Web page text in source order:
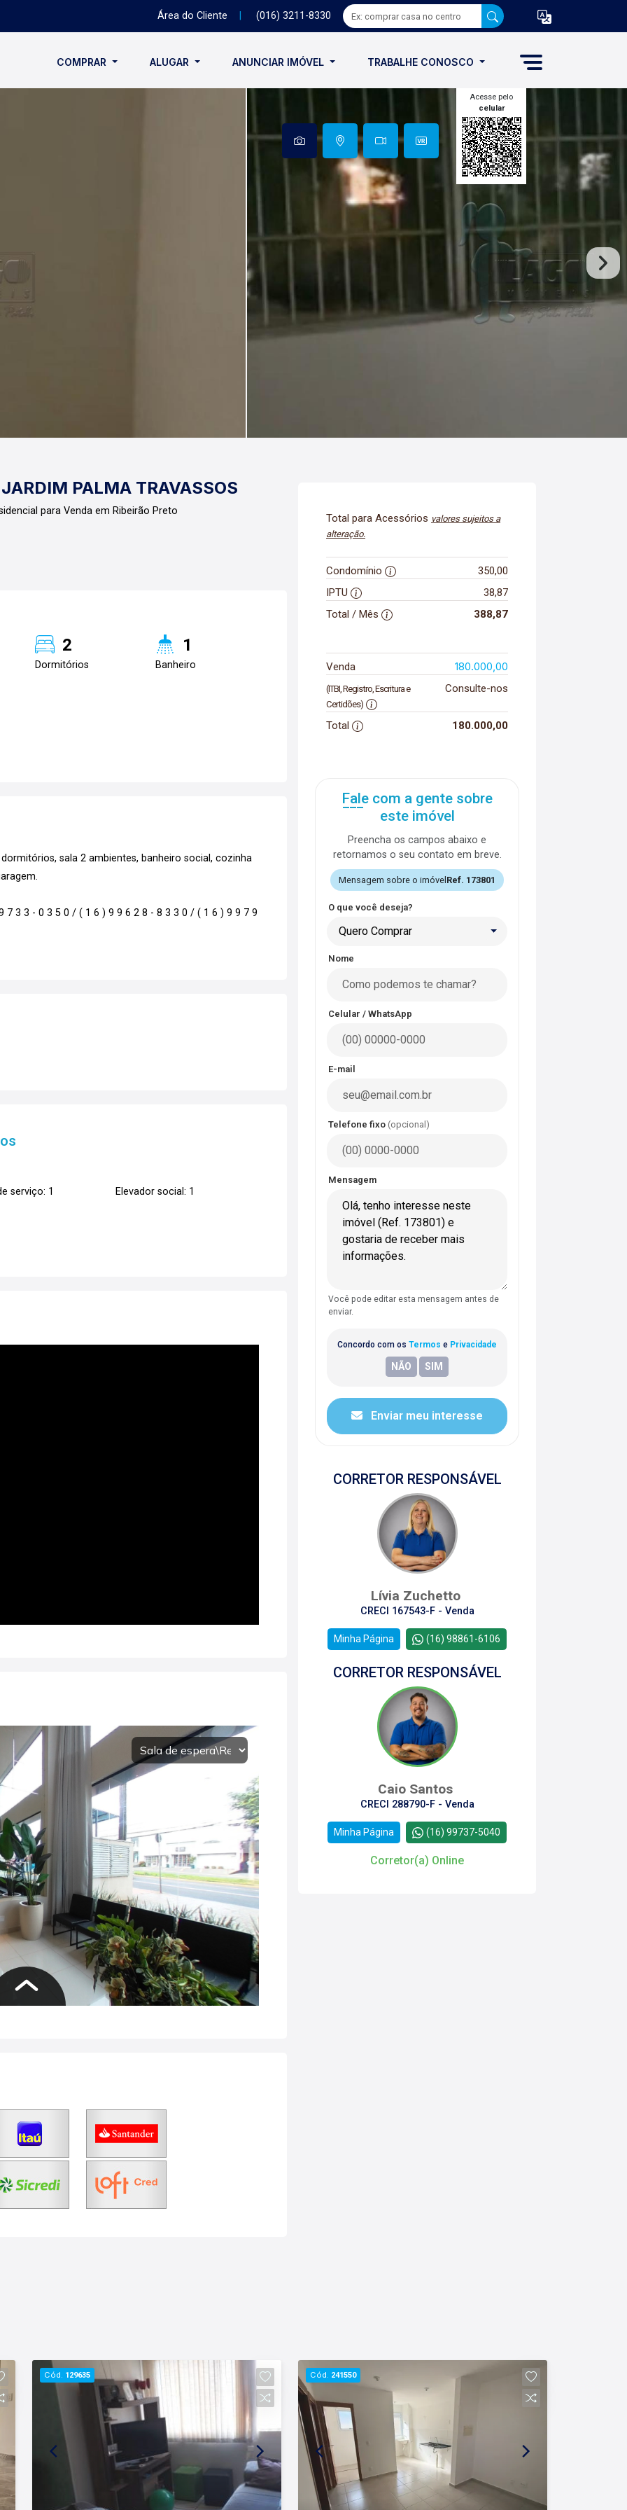
Área do Cliente (016) 3211-8330
COMPRAR ALUGAR ANUNCIAR IMÓVEL TRABALHE CONOSCO
Acesse pelo
celular
PALMA TRAVASSOS
para Venda em Ribeirão Preto
2
Dormitórios
1
Banheiro
sala 2 ambientes, banheiro social, cozinha
3 3 - 0 3 5 0 / ( 1 6 ) 9 9 6 2 8 - 8 3 3 0 / ( 1 6 ) 9 9 7 9
serviço: 1
Elevador social: 1
Total para Acessórios valores sujeitos a
alteração.
Condomínio
350,00
IPTU
38,87
Total / Mês
388,87
Venda 180.000,00
(ITBI, Registro, Escritura e
Certidões)
Consulte-nos
Total 180.000,00
Fale com a gente sobre
este imóvel
Preencha os campos abaixo e
retornamos o seu contato em breve.
Mensagem sobre o imóvel Ref. 173801
O que você deseja?
Quero Comprar
Nome
Celular / WhatsApp
E-mail
Telefone fixo (opcional)
Mensagem
Você pode editar esta mensagem antes de
enviar.
Concordo com os Termos e Privacidade
Enviar meu interesse
CORRETOR RESPONSÁVEL
Lívia Zuchetto
CRECI 167543-F - Venda
Minha Página (16) 98861-6106
CORRETOR RESPONSÁVEL
Caio Santos
CRECI 288790-F - Venda
Minha Página (16) 99737-5040
Corretor(a) Online
Cód. 129635 Cód. 241550